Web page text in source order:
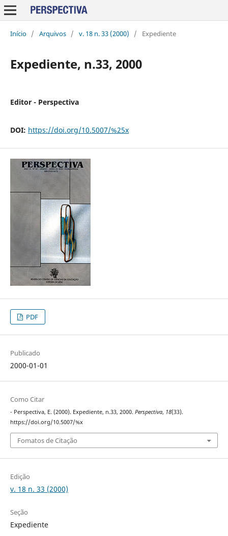
Início / Arquivos / v. 18 n. 33 (2000) / Expediente
Expediente, n.33, 2000
Editor - Perspectiva
DOI: https://doi.org/10.5007/%25x
PDF
Publicado
2000-01-01
Como Citar
- Perspectiva, E. (2000). Expediente, n.33, 2000. Perspectiva, 18(33).
https://doi.org/10.5007/%x
Fomatos de Citação
Edição
v. 18 n. 33 (2000)
Seção
Expediente